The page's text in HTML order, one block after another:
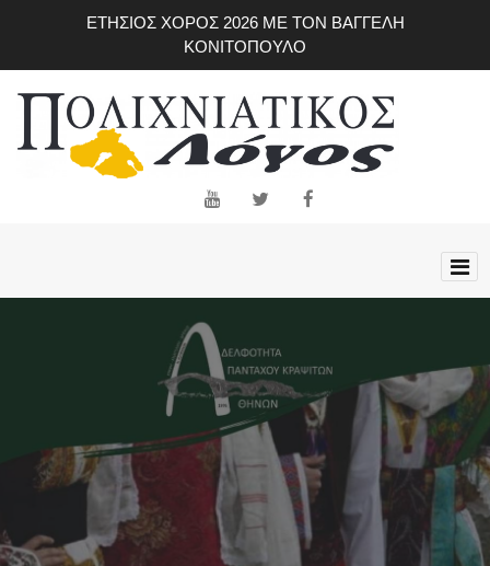
ΕΤΗΣΙΟΣ ΧΟΡΟΣ 2026 ΜΕ ΤΟΝ ΒΑΓΓΕΛΗ
ΚΟΝΙΤΟΠΟΥΛΟ